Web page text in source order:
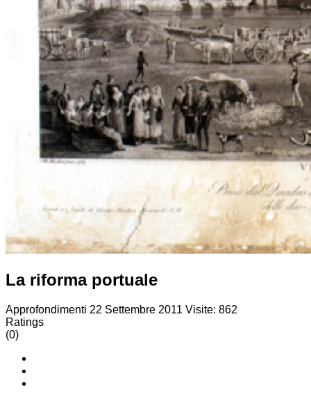
La riforma portuale
Approfondimenti 22 Settembre 2011 Visite: 862
Ratings
(0)